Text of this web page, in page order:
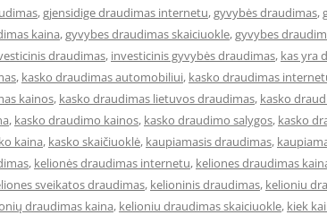
,gjensidige draudimas internetu,gyvybės draudimas,
kaina,gyvybes draudimas skaiciuokle,gyvybes
draudimas, investicinis gyvybės draudimas, kas yra
, kasko draudimas automobiliui, kasko draudimas
kainos, kasko draudimas lietuvos draudimas, kasko
, kasko draudimo kainos, kasko draudimo salygos, kasko
kaina, kasko skaičiuoklė, kaupiamasis draudimas,
, kelionės draudimas internetu, keliones draudimas
sveikatos draudimas, kelioninis draudimas, kelioniu
draudimas kaina, kelioniu draudimas skaiciuokle, kiek